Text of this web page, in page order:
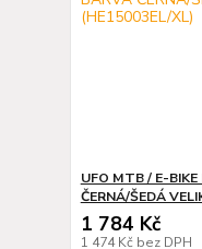
UFO MTB / E-
ČERNÁ/ŠEDÁ
1 784 Kč
1 474 Kč bez DPH